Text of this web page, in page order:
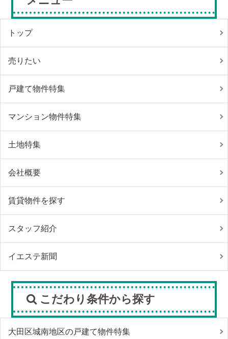
トップ
売りたい
戸建て物件特集
マンション物件特集
土地特集
会社概要
賃貸物件を探す
スタッフ紹介
イエステ新聞
こだわり条件から探す
大田区城南地区の戸建て物件特集